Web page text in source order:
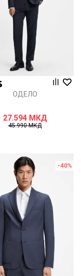
ОДЕЛО
27.594 МКД
45.990МКД
-40%